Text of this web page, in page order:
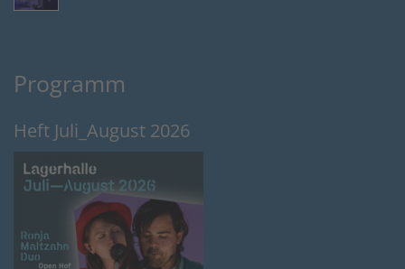
Programm
Heft Juli_August 2026